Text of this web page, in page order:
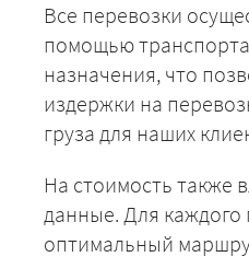
Все перевозки
помощью
назначения, что
издержки на
груза для наших
На стоимость также
данные. Для каждого
оптимальный